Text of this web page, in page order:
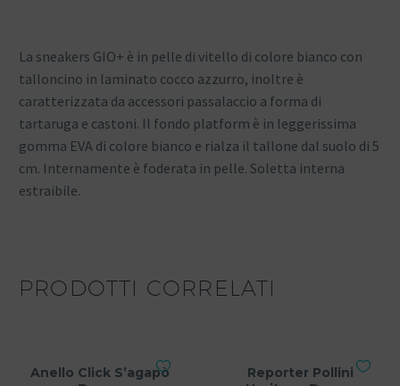
La sneakers GIO+ è in pelle di vitello di colore bianco con
talloncino in laminato cocco azzurro, inoltre è
caratterizzata da accessori passalaccio a forma di
tartaruga e castoni. Il fondo platform è in leggerissima
gomma EVA di colore bianco e rialza il tallone dal suolo di 5
cm. Internamente è foderata in pelle. Soletta interna
estraibile.
PRODOTTI CORRELATI
Anello Click S’agapò
Reporter Pollini